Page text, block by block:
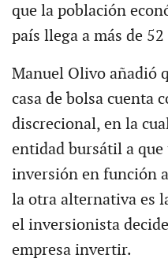
que la población
país llega a más de
Manuel Olivo añadió
casa de bolsa cuenta
discrecional, en la
entidad bursátil a que
inversión en función
la otra alternativa es
el inversionista
empresa invertir.